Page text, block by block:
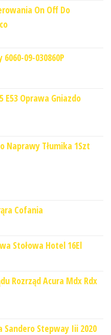
On Off Do
09-030860P
E53 Oprawa Gniazdo
Naprawy Tłumika 1Szt
Cofania
Stołowa Hotel 16El
Rozrząd Acura Mdx Rdx
Sandero Stepway Iii 2020